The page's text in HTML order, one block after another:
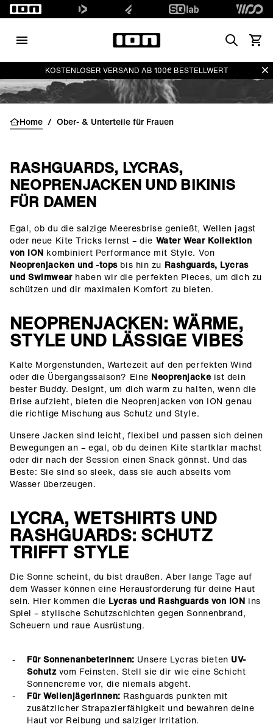
Search
KOSTENLOSER VERSAND AB 100€ BESTELLWERT
Home / Ober- & Unterteile für Frauen
RASHGUARDS, LYCRAS,
NEOPRENJACKEN UND BIKINIS
FÜR DAMEN
()=>i(r.text)
Egal, ob du die salzige Meeresbrise genießt, Wellen jagst
oder neue Kite Tricks lernst – die Water Wear Kollektion
von ION kombiniert Performance mit Style. Von
Neoprenjacken und -topsbis hin zu Rashguards, Lycras
und Swimwearhaben wir die perfekten Pieces, um dich zu
schützen und dir maximalen Komfort zu bieten.
NEOPRENJACKEN: WÄRME,
STYLE UND LÄSSIGE VIBES
Kalte Morgenstunden, Wartezeit auf den perfekten Wind
oder die Übergangssaison? Eine Neoprenjackeist dein
bester Buddy. Designt, um dich warm zu halten, wenn die
Brise aufzieht, bieten die Neoprenjacken von ION genau
die richtige Mischung aus Schutz und Style.
Unsere Jacken sind leicht, flexibel und passen sich deinen
Bewegungen an – egal, ob du deinen Kite startklar machst
oder dir nach der Session einen Snack gönnst. Und das
Beste: Sie sind so sleek, dass sie auch abseits vom
Wasser überzeugen.
LYCRA, WETSHIRTS UND
RASHGUARDS: SCHUTZ
TRIFFT STYLE
Die Sonne scheint, du bist draußen. Aber lange Tage auf
dem Wasser können eine Herausforderung für deine Haut
sein. Hier kommen die Lycras und Rashguards von ION ins
Spiel – stylische Schutzschichten gegen Sonnenbrand,
Scheuern und raue Ausrüstung.
Für Sonnenanbeterinnen: Unsere Lycras bieten UV-
Schutzvom Feinsten. Stell sie dir wie eine Schicht
Sonnencreme vor, die niemals abgeht.
Für Wellenjägerinnen: Rashguards punkten mit
zusätzlicher Strapazierfähigkeit und bewahren deine
Haut vor Reibung und salziger Irritation.